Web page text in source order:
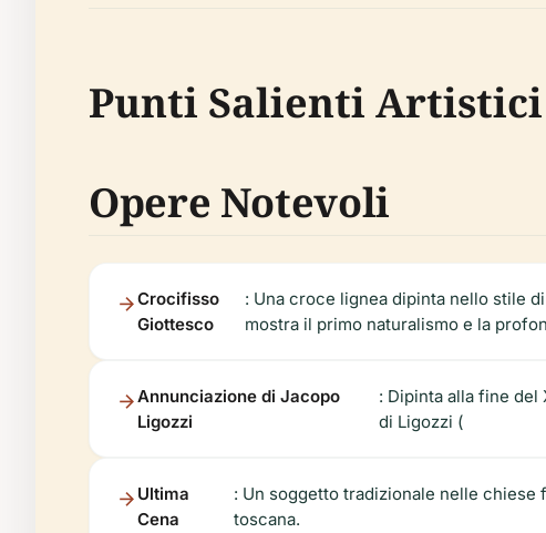
Punti Salienti
Opere Notevoli
Crocifisso
Giottesco
: Una croce lignea dipinta nello stile
mostra il primo naturalismo e la
Annunciazione di Jacopo
Ligozzi
: Dipinta alla fine
di Ligozzi (
Ultima
Cena
: Un soggetto tradizionale nelle
toscana.